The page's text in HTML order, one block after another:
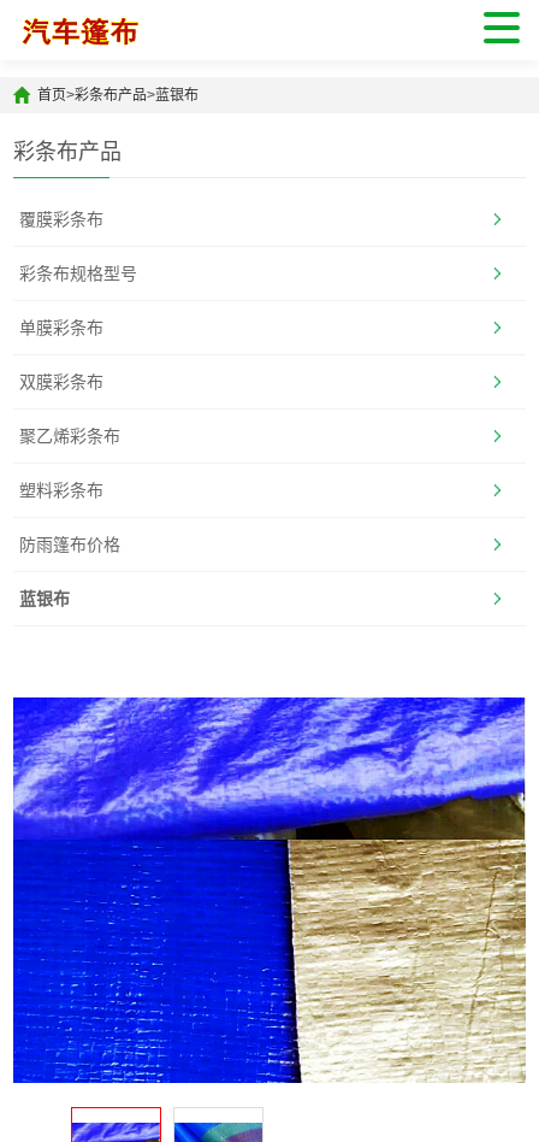
首页>彩条布产品>蓝银布
彩条布产品
覆膜彩条布
彩条布规格型号
单膜彩条布
双膜彩条布
聚乙烯彩条布
塑料彩条布
防雨篷布价格
蓝银布